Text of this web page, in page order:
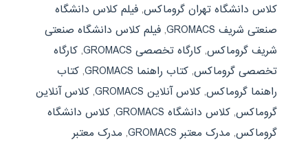
کلاس دانشگاه تهران گروماکس, فیلم کلاس دانشگاه
صنعتی شریف GROMACS
, فیلم کلاس دانشگاه صنعتی
شریف گروماکس, کارگاه تخصصی GROMACS , کارگاه
تخصصی گروماکس, کتاب راهنما GROMACS , کتاب
راهنما گروماکس, کلاس آنلاین GROMACS , کلاس آنلاین
گروماکس, کلاس دانشگاه GROMACS , کلاس دانشگاه
گروماکس, مدرک معتبر GROMACS , مدرک معتبر